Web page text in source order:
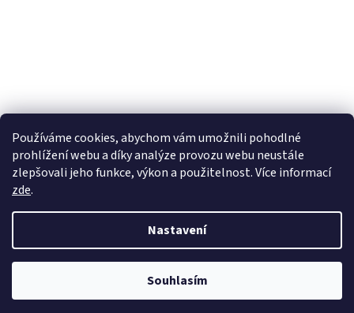
Používáme cookies, abychom vám umožnili pohodlné
prohlížení webu a díky analýze provozu webu neustále
zlepšovali jeho funkce, výkon a použitelnost. Více informací
zde.
Nastavení
Souhlasím
Copyright 2026wadima.cz - kvalitní oblečení a prádlo pro
. Všechna práva vyhrazena.